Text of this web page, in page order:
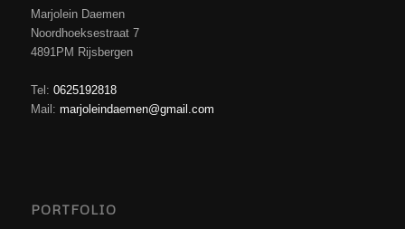
Marjolein Daemen
Noordhoeksestraat 7
4891PM Rijsbergen
Tel: 0625192818
Mail: marjoleindaemen@gmail.com
PORTFOLIO